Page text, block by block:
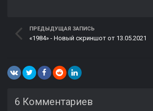
ПРЕДЫДУЩАЯ ЗАПИСЬ
«1984» - Новый скриншот от 13.05.2021
6 Комментариев